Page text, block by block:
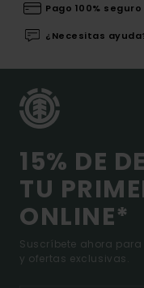
Pago 100% seguro
¿Necesitas
15% DE
TU
ONLINE*
Suscríbete ahora
y ofertas exclusivas.